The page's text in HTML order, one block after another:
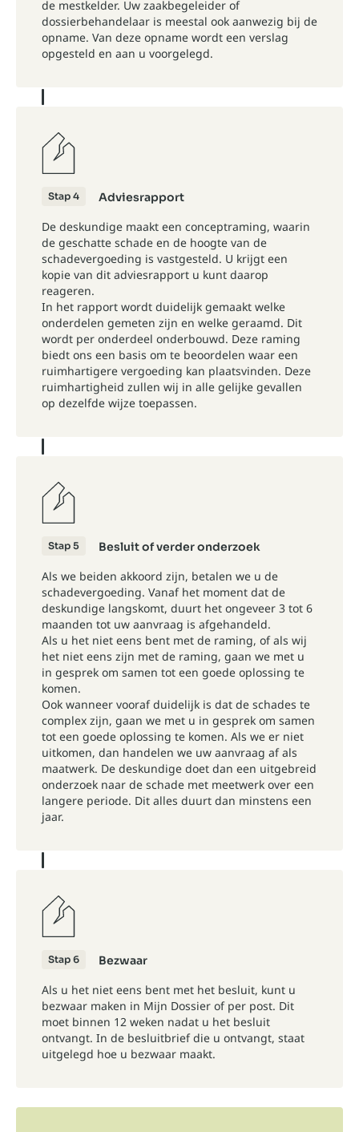
de mestkelder. Uw zaakbegeleider of
dossierbehandelaar is meestal ook aanwezig bij de
opname. Van deze opname wordt een verslag
opgesteld en aan u voorgelegd.
Stap 4 Adviesrapport
De deskundige maakt een conceptraming, waarin
de geschatte schade en de hoogte van de
schadevergoeding is vastgesteld. U krijgt een
kopie van dit adviesrapport u kunt daarop
reageren.
In het rapport wordt duidelijk gemaakt welke
onderdelen gemeten zijn en welke geraamd. Dit
wordt per onderdeel onderbouwd. Deze raming
biedt ons een basis om te beoordelen waar een
ruimhartigere vergoeding kan plaatsvinden. Deze
ruimhartigheid zullen wij in alle gelijke gevallen
op dezelfde wijze toepassen.
Stap 5 Besluit of verder onderzoek
Als we beiden akkoord zijn, betalen we u de
schadevergoeding. Vanaf het moment dat de
deskundige langskomt, duurt het ongeveer 3 tot 6
maanden tot uw aanvraag is afgehandeld.
Als u het niet eens bent met de raming, of als wij
het niet eens zijn met de raming, gaan we met u
in gesprek om samen tot een goede oplossing te
komen.
Ook wanneer vooraf duidelijk is dat de schades te
complex zijn, gaan we met u in gesprek om samen
tot een goede oplossing te komen. Als we er niet
uitkomen, dan handelen we uw aanvraag af als
maatwerk. De deskundige doet dan een uitgebreid
onderzoek naar de schade met meetwerk over een
langere periode. Dit alles duurt dan minstens een
jaar.
Stap 6 Bezwaar
Als u het niet eens bent met het besluit, kunt u
bezwaar maken in Mijn Dossier of per post. Dit
moet binnen 12 weken nadat u het besluit
ontvangt. In de besluitbrief die u ontvangt, staat
uitgelegd hoe u bezwaar maakt.